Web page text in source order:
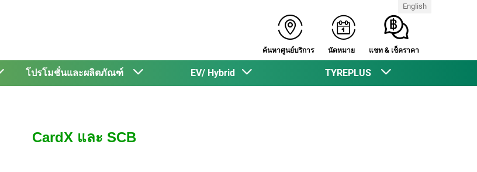
ค้นหาศูนย์บริการ นัดหมาย แชท & เช็คราคา
English
โปรโมชั่นและผลิตภัณฑ์ EV/ Hybrid TYREPLUS
CardX และ SCB